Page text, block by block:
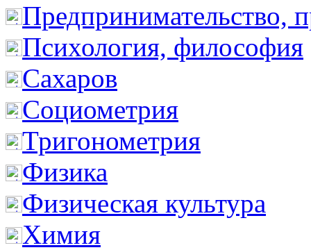
Предпринимательство,
Психология, философия
Сахаров
Социометрия
Тригонометрия
Физика
Физическая культура
Химия